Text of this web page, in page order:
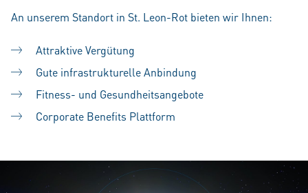
An unserem Standort in St. Leon-Rot bieten wir Ihnen:
Attraktive Vergütung
Gute infrastrukturelle Anbindung
Fitness- und Gesundheitsangebote
Corporate Benefits Plattform